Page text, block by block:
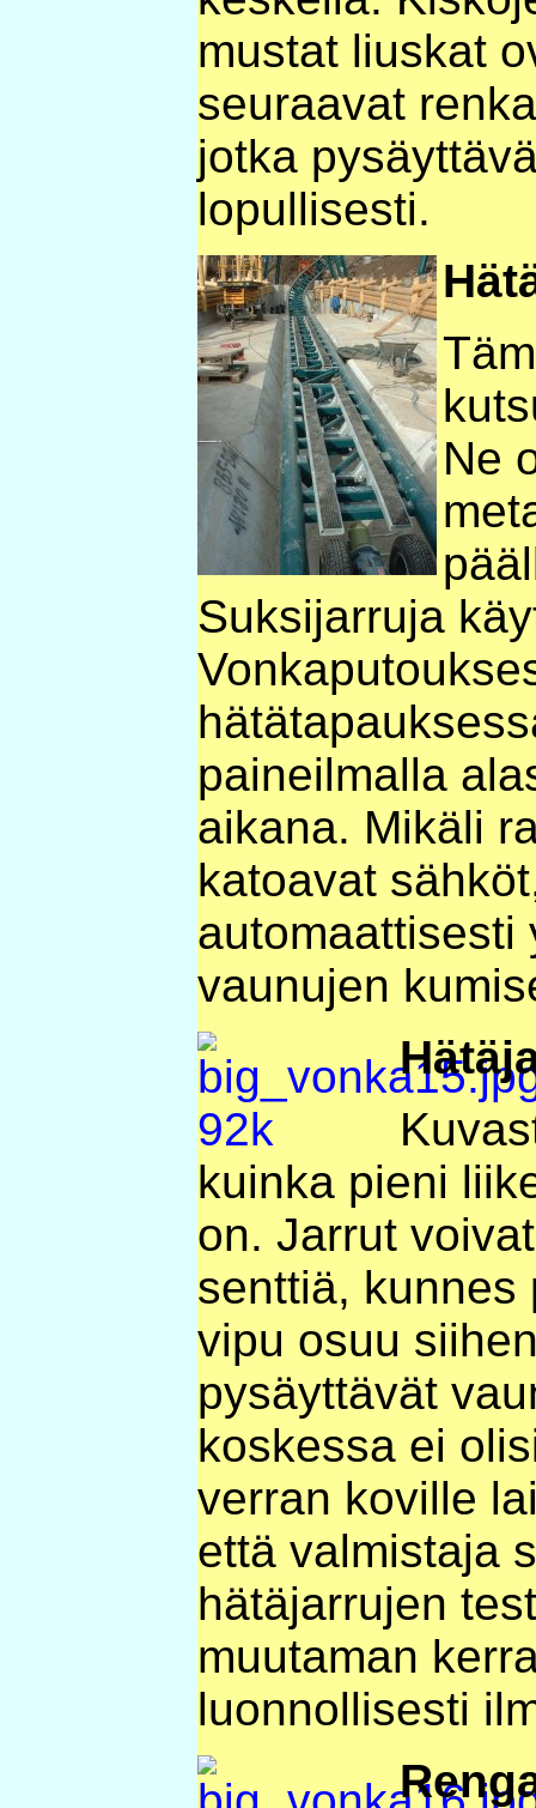
mustat liuskat
seuraavat
jotka
lopullisesti.
Ne
Suksijarruja
paineilmalla
aikana. Mikäli
katoavat
automaattisesti
vaunujen
kuinka pieni
on. Jarrut
senttiä, kunnes
vipu osuu
pysäyttävät
koskessa ei
verran koville
että valmistaja
hätäjarrujen
muutaman
luonnollisesti